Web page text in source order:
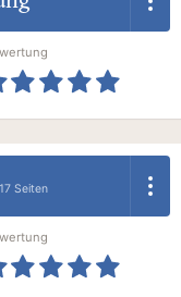
Seiten